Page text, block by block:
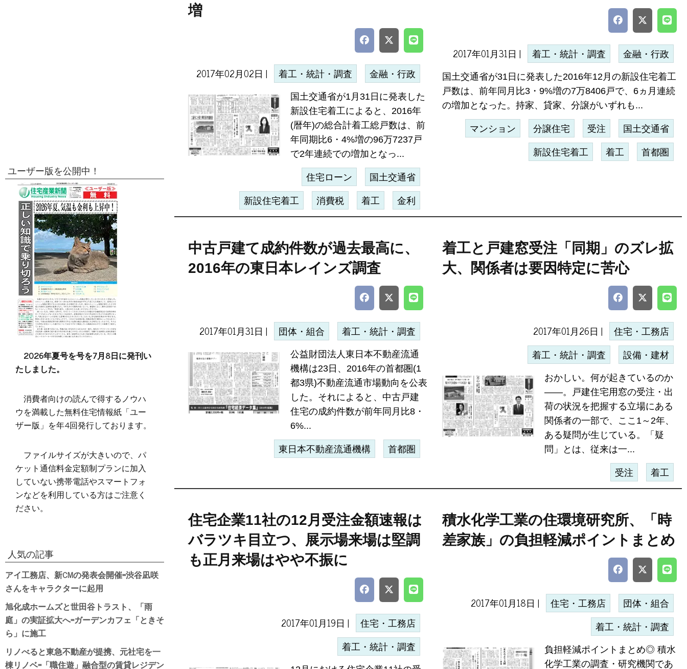
増
2017年02月02日 | 着工・統計・調査 金融・行政
国土交通省が1月31日に発表した
新設住宅着工によると、2016年
(暦年)の総合計着工総戸数は、前
年同期比6・4%増の96万7237戸
で2年連続での増加となっ...
住宅ローン 国土交通省
新設住宅着工 消費税 着工 金利
2017年01月31日 | 着工・統計・調査 金融・行政
国土交通省が31日に発表した2016年12月の新設住宅着工
戸数は、前年同月比3・9%増の7万8406戸で、6ヵ月連続
の増加となった。持家、貸家、分譲がいずれも...
マンション 分譲住宅 受注 国土交通省
新設住宅着工 着工 首都圏
中古戸建て成約件数が過去最高に、
2016年の東日本レインズ調査
2017年01月31日 | 団体・組合 着工・統計・調査
公益財団法人東日本不動産流通
機構は23日、2016年の首都圏(1
都3県)不動産流通市場動向を公表
した。それによると、中古戸建
住宅の成約件数が前年同月比8・
6%...
東日本不動産流通機構 首都圏
着工と戸建窓受注「同期」のズレ拡
大、関係者は要因特定に苦心
2017年01月26日 | 住宅・工務店
着工・統計・調査 設備・建材
おかしい。何が起きているのか
――。戸建住宅用窓の受注・出
荷の状況を把握する立場にある
関係者の一部で、ここ1～2年、
ある疑問が生じている。「疑
問」とは、従来は一...
受注 着工
住宅企業11社の12月受注金額速報は
バラツキ目立つ、展示場来場は堅調
も正月来場はやや不振に
2017年01月19日 | 住宅・工務店
着工・統計・調査
積水化学工業の住環境研究所、「時
差家族」の負担軽減ポイントまとめ
2017年01月18日 | 住宅・工務店 団体・組合
着工・統計・調査
負担軽減ポイントまとめ◎ 積水
化学工業の調査・研究機関であ
ユーザー版を公開中！
2026年夏号を号を7月8日に発刊い
たしました。
消費者向けの読んで得するノウハ
ウを満載した無料住宅情報紙「ユー
ザー版」を年4回発行しております。
ファイルサイズが大きいので、パ
ケット通信料金定額制プランに加入
していない携帯電話やスマートフォ
ンなどを利用している方はご注意く
ださい。
人気の記事
アイ工務店、新CMの発表会開催=渋谷凪咲
さんをキャラクターに起用
旭化成ホームズと世田谷トラスト、「雨
庭」の実証拡大へ=ガーデンカフェ「ときそ
ら」に施工
リノべると東急不動産が提携、元社宅を一
棟リノベ=「職住遊」融合型の賃貸レジデン